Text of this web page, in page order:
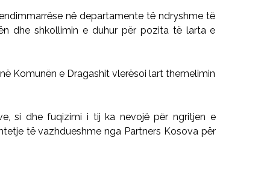
në departamente të ndryshme të
dhe shkollimin e duhur për pozita të larta e
Komunën e Dragashit vlerësoi lart themelimin
si dhe fuqizimi i tij ka nevojë për ngritjen e
të vazhdueshme nga Partners Kosova për